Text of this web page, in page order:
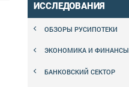
ИССЛЕДОВАНИЯ
ОБЗОРЫ РУСИПОТЕКИ
ЭКОНОМИКА И ФИНАНСЫ
БАНКОВСКИЙ СЕКТОР